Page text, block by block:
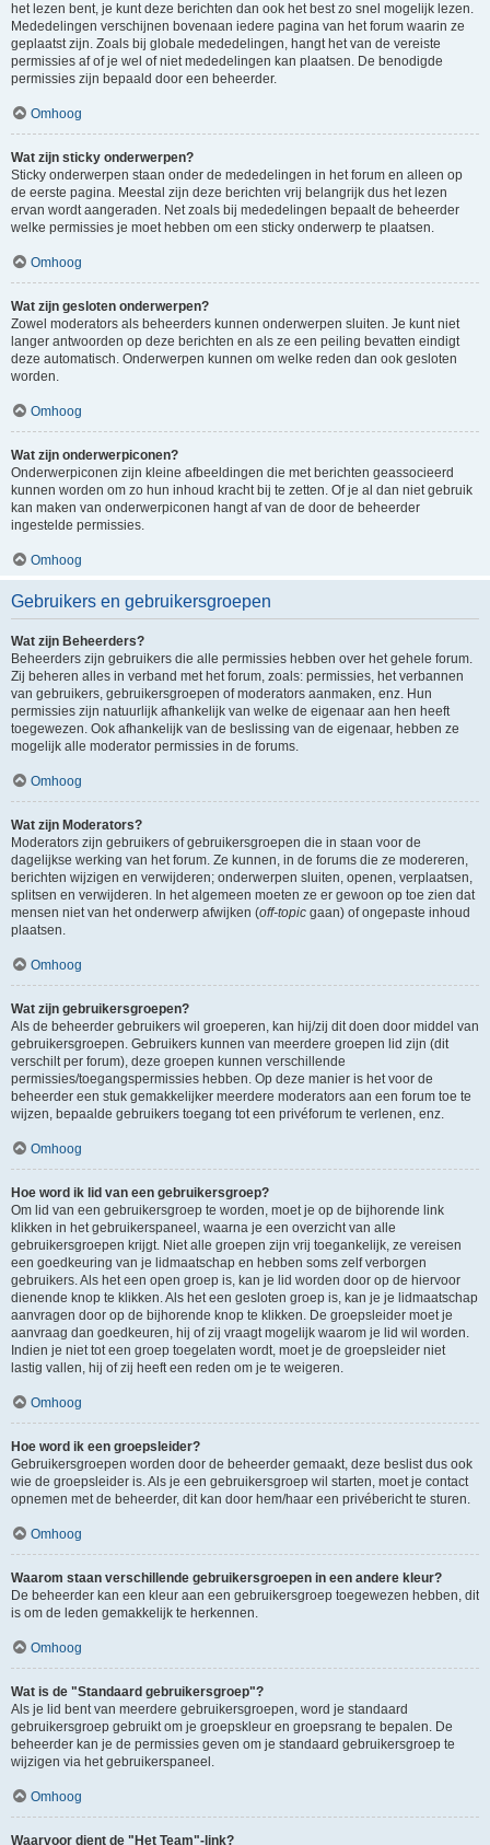
het lezen bent, je kunt deze berichten dan ook het best zo snel mogelijk lezen.
Mededelingen verschijnen bovenaan iedere pagina van het forum waarin ze
geplaatst zijn. Zoals bij globale mededelingen, hangt het van de vereiste
permissies af of je wel of niet mededelingen kan plaatsen. De benodigde
permissies zijn bepaald door een beheerder.
Omhoog
Wat zijn sticky onderwerpen?
Sticky onderwerpen staan onder de mededelingen in het forum en alleen op
de eerste pagina. Meestal zijn deze berichten vrij belangrijk dus het lezen
ervan wordt aangeraden. Net zoals bij mededelingen bepaalt de beheerder
welke permissies je moet hebben om een sticky onderwerp te plaatsen.
Omhoog
Wat zijn gesloten onderwerpen?
Zowel moderators als beheerders kunnen onderwerpen sluiten. Je kunt niet
langer antwoorden op deze berichten en als ze een peiling bevatten eindigt
deze automatisch. Onderwerpen kunnen om welke reden dan ook gesloten
worden.
Omhoog
Wat zijn onderwerpiconen?
Onderwerpiconen zijn kleine afbeeldingen die met berichten geassocieerd
kunnen worden om zo hun inhoud kracht bij te zetten. Of je al dan niet gebruik
kan maken van onderwerpiconen hangt af van de door de beheerder
ingestelde permissies.
Omhoog
Gebruikers en gebruikersgroepen
Wat zijn Beheerders?
Beheerders zijn gebruikers die alle permissies hebben over het gehele forum.
Zij beheren alles in verband met het forum, zoals: permissies, het verbannen
van gebruikers, gebruikersgroepen of moderators aanmaken, enz. Hun
permissies zijn natuurlijk afhankelijk van welke de eigenaar aan hen heeft
toegewezen. Ook afhankelijk van de beslissing van de eigenaar, hebben ze
mogelijk alle moderator permissies in de forums.
Omhoog
Wat zijn Moderators?
Moderators zijn gebruikers of gebruikersgroepen die in staan voor de
dagelijkse werking van het forum. Ze kunnen, in de forums die ze modereren,
berichten wijzigen en verwijderen; onderwerpen sluiten, openen, verplaatsen,
splitsen en verwijderen. In het algemeen moeten ze er gewoon op toe zien dat
mensen niet van het onderwerp afwijken (off-topic gaan) of ongepaste inhoud
plaatsen.
Omhoog
Wat zijn gebruikersgroepen?
Als de beheerder gebruikers wil groeperen, kan hij/zij dit doen door middel van
gebruikersgroepen. Gebruikers kunnen van meerdere groepen lid zijn (dit
verschilt per forum), deze groepen kunnen verschillende
permissies/toegangspermissies hebben. Op deze manier is het voor de
beheerder een stuk gemakkelijker meerdere moderators aan een forum toe te
wijzen, bepaalde gebruikers toegang tot een privéforum te verlenen, enz.
Omhoog
Hoe word ik lid van een gebruikersgroep?
Om lid van een gebruikersgroep te worden, moet je op de bijhorende link
klikken in het gebruikerspaneel, waarna je een overzicht van alle
gebruikersgroepen krijgt. Niet alle groepen zijn vrij toegankelijk, ze vereisen
een goedkeuring van je lidmaatschap en hebben soms zelf verborgen
gebruikers. Als het een open groep is, kan je lid worden door op de hiervoor
dienende knop te klikken. Als het een gesloten groep is, kan je je lidmaatschap
aanvragen door op de bijhorende knop te klikken. De groepsleider moet je
aanvraag dan goedkeuren, hij of zij vraagt mogelijk waarom je lid wil worden.
Indien je niet tot een groep toegelaten wordt, moet je de groepsleider niet
lastig vallen, hij of zij heeft een reden om je te weigeren.
Omhoog
Hoe word ik een groepsleider?
Gebruikersgroepen worden door de beheerder gemaakt, deze beslist dus ook
wie de groepsleider is. Als je een gebruikersgroep wil starten, moet je contact
opnemen met de beheerder, dit kan door hem/haar een privébericht te sturen.
Omhoog
Waarom staan verschillende gebruikersgroepen in een andere kleur?
De beheerder kan een kleur aan een gebruikersgroep toegewezen hebben, dit
is om de leden gemakkelijk te herkennen.
Omhoog
Wat is de "Standaard gebruikersgroep"?
Als je lid bent van meerdere gebruikersgroepen, word je standaard
gebruikersgroep gebruikt om je groepskleur en groepsrang te bepalen. De
beheerder kan je de permissies geven om je standaard gebruikersgroep te
wijzigen via het gebruikerspaneel.
Omhoog
Waarvoor dient de "Het Team"-link?